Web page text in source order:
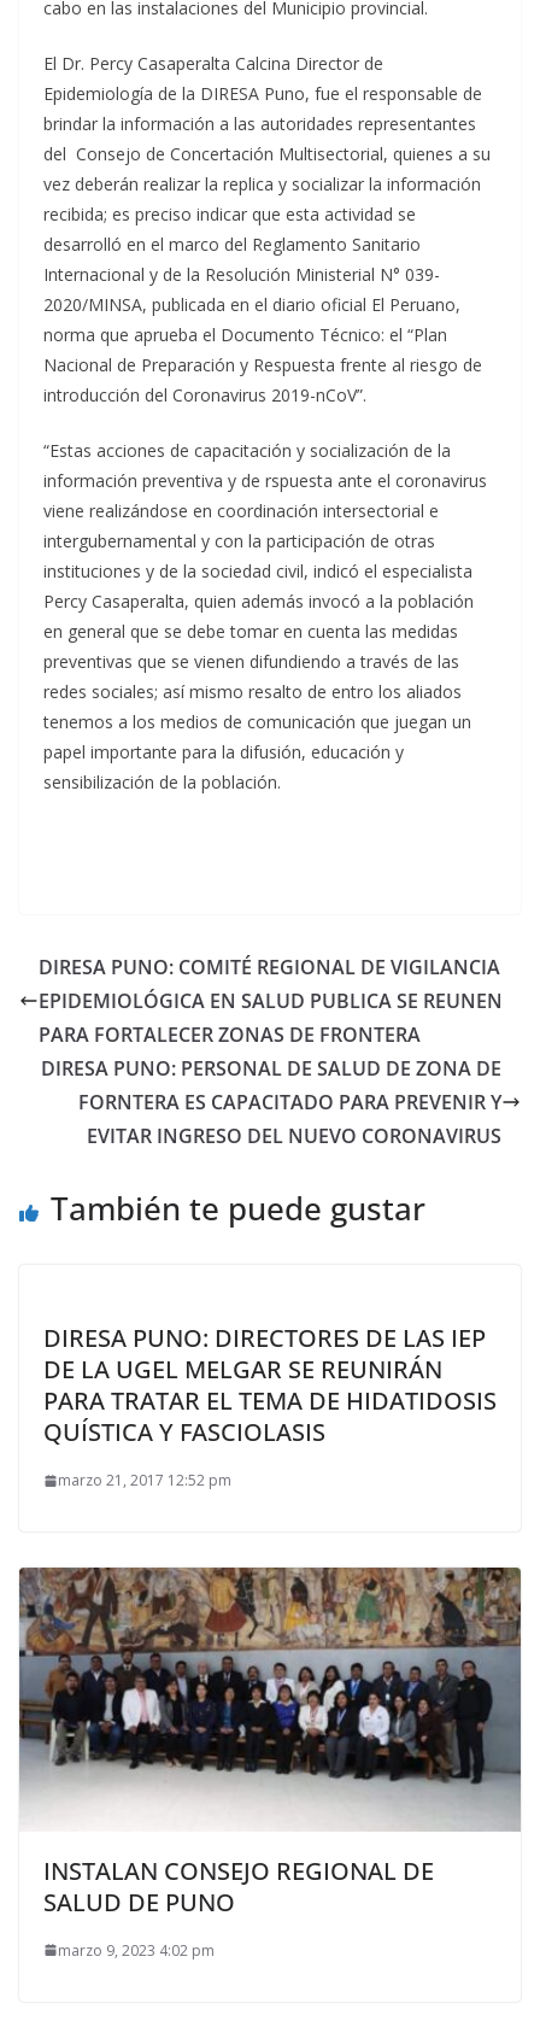
cabo en las instalaciones del Municipio provincial.
El Dr. Percy Casaperalta Calcina Director de
Epidemiología de la DIRESA Puno, fue el responsable de
brindar la información a las autoridades representantes
del Consejo de Concertación Multisectorial, quienes a su
vez deberán realizar la replica y socializar la información
recibida; es preciso indicar que esta actividad se
desarrolló en el marco del Reglamento Sanitario
Internacional y de la Resolución Ministerial N° 039-
2020/MINSA, publicada en el diario oficial El Peruano,
norma que aprueba el Documento Técnico: el “Plan
Nacional de Preparación y Respuesta frente al riesgo de
introducción del Coronavirus 2019-nCoV”.
“Estas acciones de capacitación y socialización de la
información preventiva y de rspuesta ante el coronavirus
viene realizándose en coordinación intersectorial e
intergubernamental y con la participación de otras
instituciones y de la sociedad civil, indicó el especialista
Percy Casaperalta, quien además invocó a la población
en general que se debe tomar en cuenta las medidas
preventivas que se vienen difundiendo a través de las
redes sociales; así mismo resalto de entro los aliados
tenemos a los medios de comunicación que juegan un
papel importante para la difusión, educación y
sensibilización de la población.
DIRESA PUNO: COMITÉ REGIONAL DE VIGILANCIA
EPIDEMIOLÓGICA EN SALUD PUBLICA SE REUNEN
PARA FORTALECER ZONAS DE FRONTERA
DIRESA PUNO: PERSONAL DE SALUD DE ZONA DE
FORNTERA ES CAPACITADO PARA PREVENIR Y
EVITAR INGRESO DEL NUEVO CORONAVIRUS
También te puede gustar
DIRESA PUNO: DIRECTORES DE LAS IEP
DE LA UGEL MELGAR SE REUNIRÁN
PARA TRATAR EL TEMA DE HIDATIDOSIS
QUÍSTICA Y FASCIOLASIS
marzo 21, 2017 12:52 pm
INSTALAN CONSEJO REGIONAL DE
SALUD DE PUNO
marzo 9, 2023 4:02 pm